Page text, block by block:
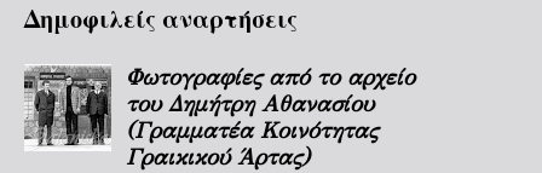
Δημοφιλείς αναρτήσεις
Φωτογραφίες από το αρχείο
του Δημήτρη Αθανασίου
(Γραμματέα Κοινότητας
Γραικικού Άρτας)